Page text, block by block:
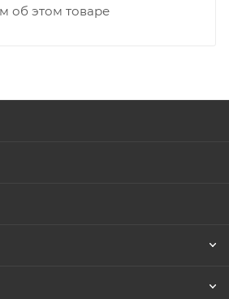
об этом товаре